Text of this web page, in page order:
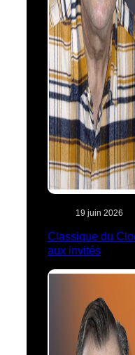
19 juin 2026
Classique du
aux invités